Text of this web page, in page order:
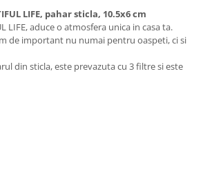
LIFE, pahar sticla, 10.5x6 cm
LIFE, aduce o atmosfera unica in casa ta.
de important nu numai pentru oaspeti, ci si
din sticla, este prevazuta cu 3 filtre si este